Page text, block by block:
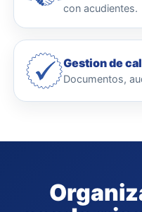
con acudientes.
Gestion de
Documentos,